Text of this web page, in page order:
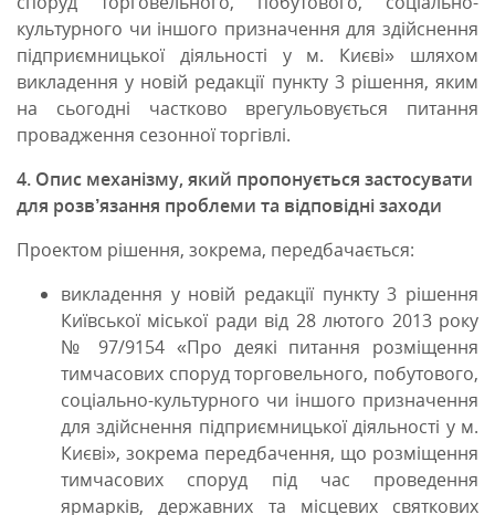
культурного чи іншого призначення для здійснення
підприємницької діяльності у м. Києві» шляхом
викладення у новій редакції пункту 3 рішення, яким
на сьогодні частково врегульовується питання
провадження сезонної торгівлі.
4. Опис механізму, який пропонується застосувати
для розв’язання проблеми та відповідні заходи
Проектом рішення, зокрема, передбачається:
викладення у новій редакції пункту 3 рішення
Київської міської ради від 28 лютого 2013 року
№ 97/9154 «Про деякі питання розміщення
тимчасових споруд торговельного, побутового,
соціально-культурного чи іншого призначення
для здійснення підприємницької діяльності у м.
Києві», зокрема передбачення, що розміщення
тимчасових споруд під час проведення
ярмарків, державних та місцевих святкових